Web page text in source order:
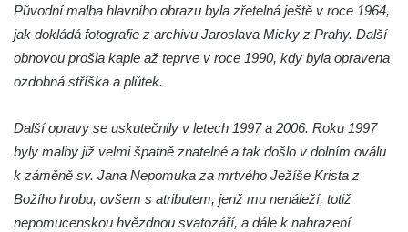
Kostel svaté Maří Magdalény v Karlových
Varech
Kaple Panny Marie pod hradem Přimda
Hrobová kaple na hřbitově v Rychnově u
Jablonce nad Nisou
Márnice/hřbitovní kaple na hřbitově v
Rychnově u Jablonce nad Nisou
Výklenková kaple u rozcestí u domu čp. 42
Původní malba hlavního obrazu byla zřetelná ještě v roce 1964,
jak dokládá fotografie z archivu Jaroslava Micky z Prahy. Další
obnovou prošla kaple až teprve v roce 1990, kdy byla opravena
ozdobná stříška a plůtek.
Další opravy se uskutečnily v letech 1997 a 2006. Roku 1997
byly malby již velmi špatně znatelné a tak došlo v dolním oválu
k záměně sv. Jana Nepomuka za mrtvého Ježíše Krista z
Božího hrobu, ovšem s atributem, jenž mu nenáleží, totiž
nepomucenskou hvězdnou svatozáří, a dále k nahrazení